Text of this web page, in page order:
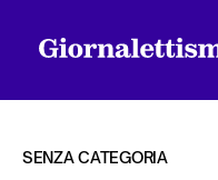
SENZA CATEGORIA